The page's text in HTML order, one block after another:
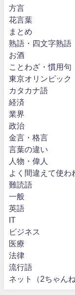
方言
花言葉
まとめ
熟語・四文字熟語
お酒
ことわざ・慣用句
東京オリンピック
カタカナ語
経済
業界
政治
金言・格言
言葉の違い
人物・偉人
よく間違えて使わ
難読語
一般
英語
IT
ビジネス
医療
法律
流行語
ネット（2ちゃん